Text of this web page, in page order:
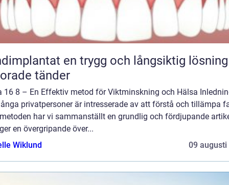
en trygg och långsiktig lösning för
tänder
16 8 – En Effektiv metod för Viktminskning och Hälsa
privatpersoner är intresserade av att förstå och tillämpa
har vi sammanställt en grundlig och fördjupande
en övergripande över...
Wiklund
09 augusti